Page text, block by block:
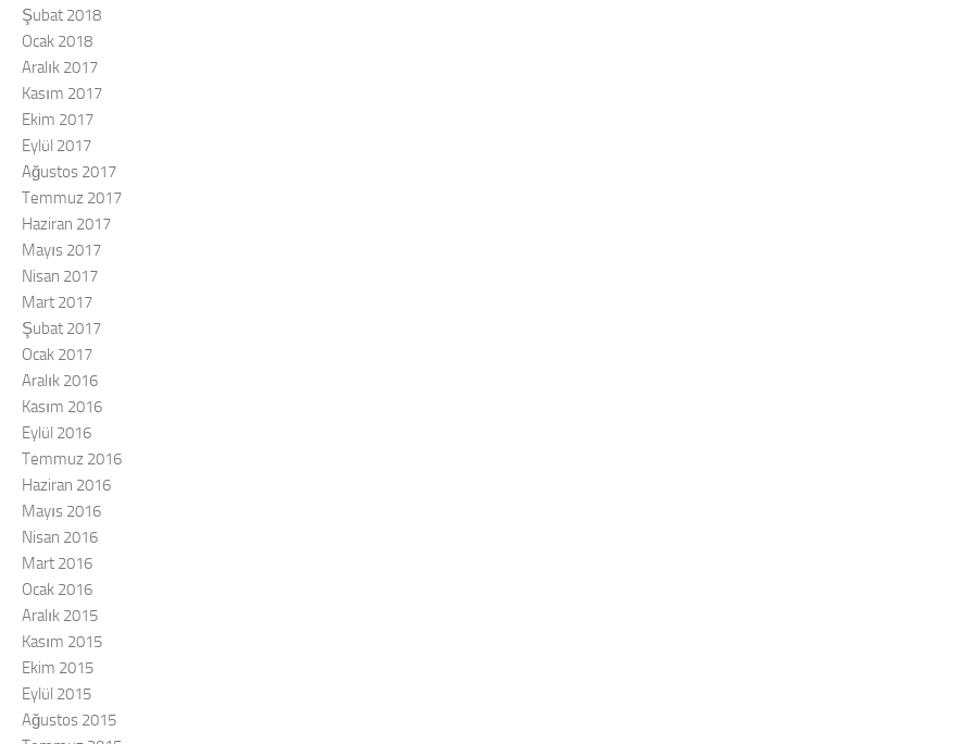
Şubat 2018
Ocak 2018
Aralık 2017
Kasım 2017
Ekim 2017
Eylül 2017
Ağustos 2017
Temmuz 2017
Haziran 2017
Mayıs 2017
Nisan 2017
Mart 2017
Şubat 2017
Ocak 2017
Aralık 2016
Kasım 2016
Eylül 2016
Temmuz 2016
Haziran 2016
Mayıs 2016
Nisan 2016
Mart 2016
Ocak 2016
Aralık 2015
Kasım 2015
Ekim 2015
Eylül 2015
Ağustos 2015